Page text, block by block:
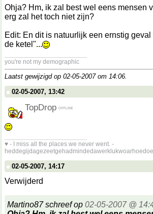
Ohja? Hm, ik zal best wel eens mensen
erg zal het toch niet zijn?
Edit: En dit is natuurlijk een ernstig
de ketel"...
you're not my demographic
Laatst gewijzigd op 02-05-2007 om 14:06.
02-05-2007, 13:42
TopDrop
♥ - I miss all the places we never went. -
02-05-2007, 14:17
Verwijderd
Martino87 schreef op 02-05-2007 @